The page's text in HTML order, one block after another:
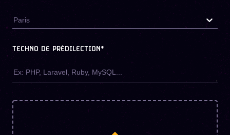
Paris
TECHNO DE PRÉDILECTION*